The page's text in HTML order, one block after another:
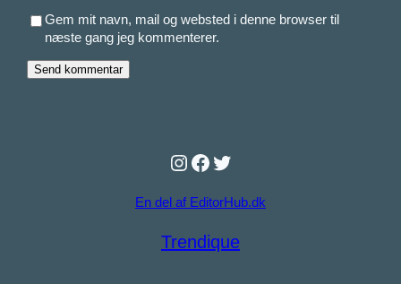
Gem mit navn, mail og websted i denne browser til
næste gang jeg kommenterer.
Instagram
Facebook
Twitter
En del af EditorHub.dk
Trendique